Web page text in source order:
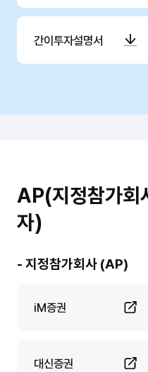
간이투자설명서
AP(지정참가회
자)
- 지정참가회사 (AP)
iM증권
대신증권